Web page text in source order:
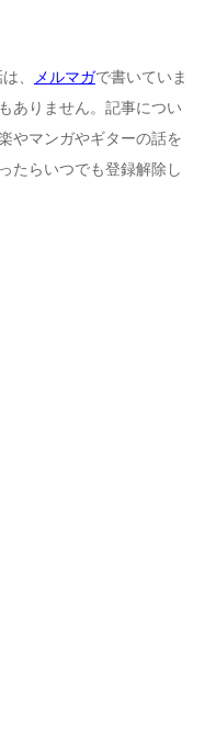
、 メルマガで書いていま
ありません。記事につい
やマンガやギターの話を
たらいつでも登録解除し